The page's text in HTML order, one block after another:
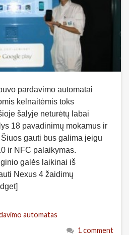
pardavimo automatai
kelnaitėmis toks
šalyje neturėtų labai
18 pavadinimų mokamus ir
gauti bus galima jeigu
ir NFC palaikymas.
galės laikinai iš
Nexus 4 žaidimų
automatas
1 comment